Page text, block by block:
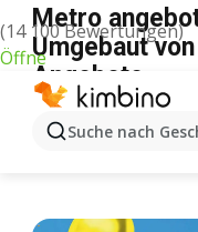
(14 100 Bewertungen)
Öffne
Suche nach
Metro
Umgebaut
Angebote